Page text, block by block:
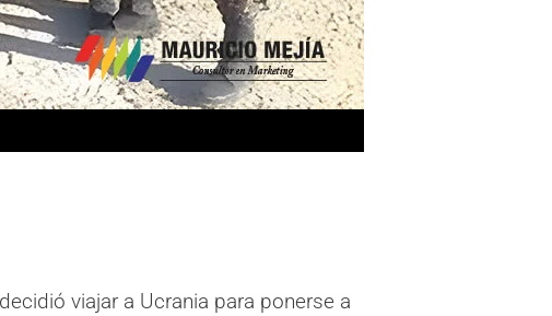
viajar a Ucrania para ponerse a